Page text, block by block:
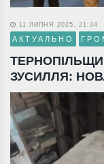
11 ЛИПНЯ 2025, 21:34
АКТУАЛЬНО
ЗУСИЛЛЯ: